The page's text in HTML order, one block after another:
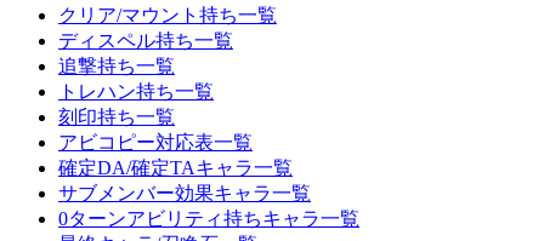
クリア/マウント持ち一覧
ディスペル持ち一覧
追撃持ち一覧
トレハン持ち一覧
刻印持ち一覧
アビコピー対応表一覧
確定DA/確定TAキャラ一覧
サブメンバー効果キャラ一覧
0ターンアビリティ持ちキャラ一覧